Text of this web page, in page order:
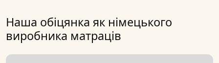
Наша обіцянка як німецького
виробника матраців